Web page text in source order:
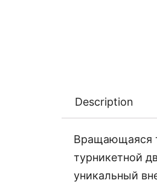
Description
Вращающаяся
турникетной
уникальный